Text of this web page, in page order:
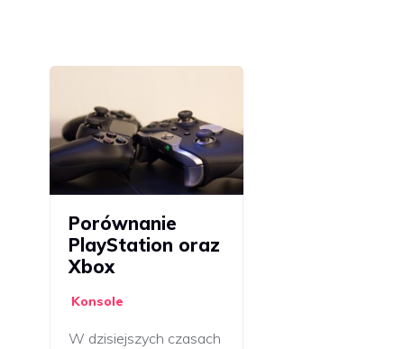
Porównanie
PlayStation oraz
Xbox
Konsole
W dzisiejszych czasach